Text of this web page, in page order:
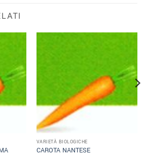
VARIETÀ BIOLOGICHE
CAROTA NANTESE